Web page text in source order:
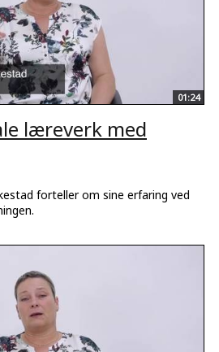
01:24
læreverk med
forteller om sine erfaring ved